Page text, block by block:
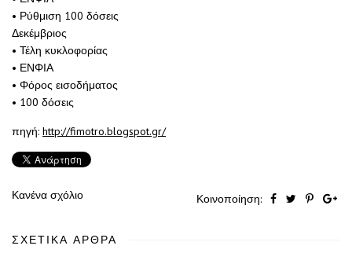
• Ρύθμιση 100 δόσεις
Δεκέμβριος
• Τέλη κυκλοφορίας
• ΕΝΦΙΑ
• Φόρος εισοδήματος
• 100 δόσεις
πηγή: http://fimotro.blogspot.gr/
Κανένα σχόλιο Κοινοποίηση:
ΣΧΕΤΙΚΆ ΆΡΘΡΑ